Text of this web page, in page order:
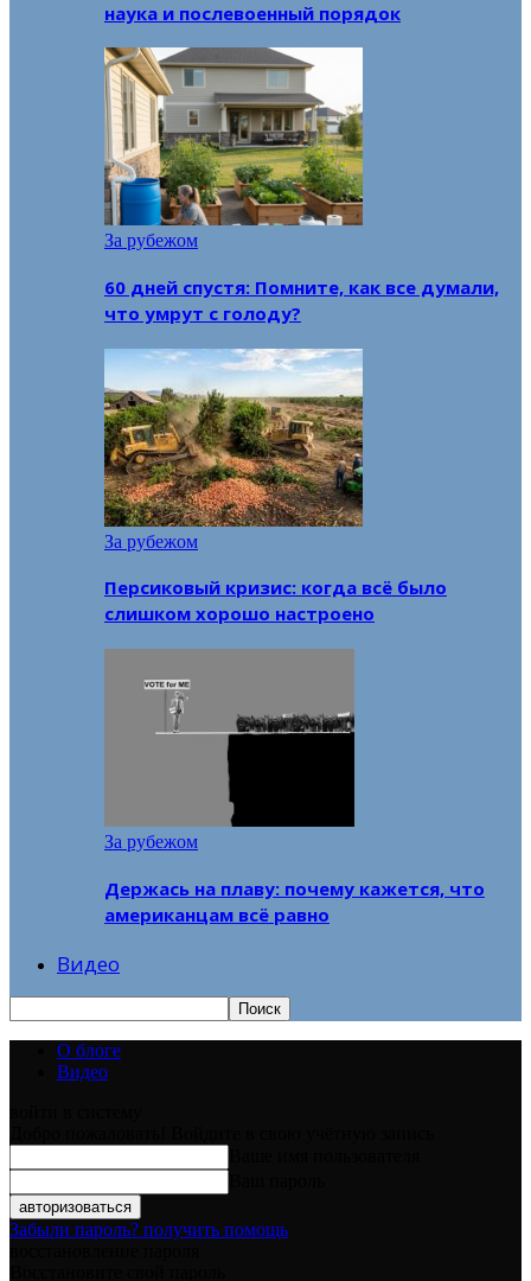
наука и послевоенный порядок
За рубежом
60 дней спустя: Помните, как все думали,
что умрут с голоду?
За рубежом
Персиковый кризис: когда всё было
слишком хорошо настроено
За рубежом
Держась на плаву: почему кажется, что
американцам всё равно
Видео
О блоге
Видео
Забыли пароль? получить помощь